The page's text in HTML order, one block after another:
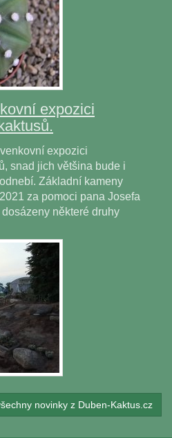
expozici
expozici
snad jich většina bude i
Základní kameny
za pomoci pana Josefa
některé druhy
novinky z Duben-Kaktus.cz